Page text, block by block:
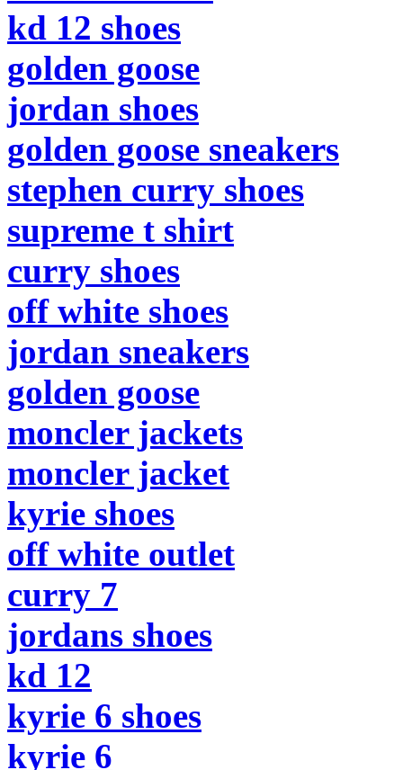
kd 12 shoes
golden goose
jordan shoes
golden goose sneakers
stephen curry shoes
supreme t shirt
curry shoes
off white shoes
jordan sneakers
golden goose
moncler jackets
moncler jacket
kyrie shoes
off white outlet
curry 7
jordans shoes
kd 12
kyrie 6 shoes
kyrie 6